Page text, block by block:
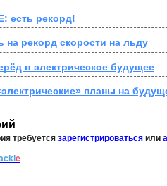
есть рекорд!
рекорд скорости на льду
в электрическое будущее
планы на
требуется зарегистрироваться или
e